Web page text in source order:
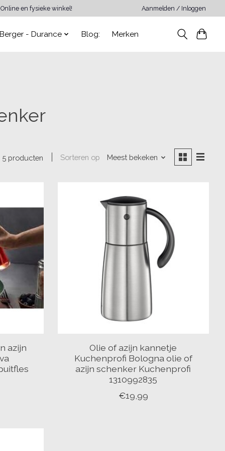
en fysieke winkel! Aanmelden / Inloggen
- Durance Blog: Merken
5 producten Sorteren op Meest bekeken
azijn
Olie of azijn kannetje
Kuchenprofi Bologna olie of
azijn schenker Kuchenprofi
1310992835
€19,99